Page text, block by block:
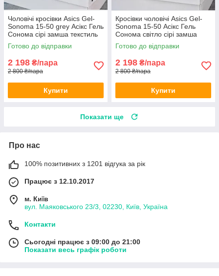
Чоловічі кросівки Asics Gel-
Sonoma 15-50 grey Асікс Гель
Сонома сірі замша текстиль
весна літо
Готово до відправки
2 198 ₴/пара
2 800 ₴/пара
Купити
Кросівки чоловічі Asics Gel-
Sonoma 15-50 Асікс Гель
Сонома світло сірі замша
текстиль сітка весна літо
Готово до відправки
2 198 ₴/пара
2 800 ₴/пара
Купити
Показати ще
Про нас
100% позитивних з 1201 відгука за рік
Працює з 12.10.2017
м. Київ
вул. Маяковського 23/3, 02230, Київ, Україна
Контакти
Сьогодні працює з 09:00 до 21:00
Показати весь графік роботи